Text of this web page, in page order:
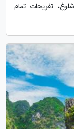
تفریحات تمام